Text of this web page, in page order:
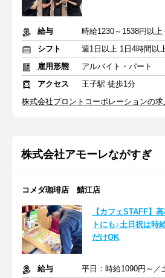
給与
時給1230～1538円以
シフト
雇用形態
アルバイト・パート
アクセス
王子駅 徒歩1分
株式会社プロントコーポレーションの
株式会社アモーレながすぎ
コメダ珈琲店 鯖江店
【カフェSTAFF】
トにも♪土日祝は時
だけOK
給与